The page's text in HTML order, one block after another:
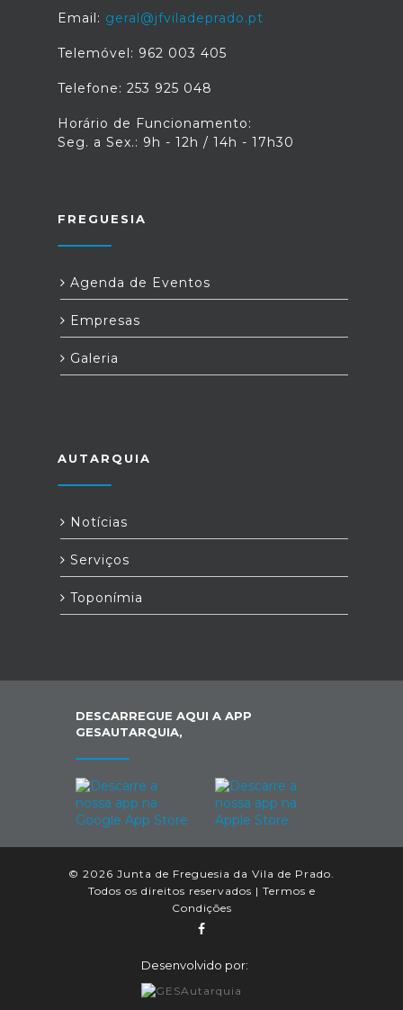
Email: geral@jfviladeprado.pt
Telemóvel: 962 003 405
Telefone: 253 925 048
Horário de Funcionamento:
Seg. a Sex.: 9h - 12h / 14h - 17h30
FREGUESIA
Agenda de Eventos
Empresas
Galeria
AUTARQUIA
Notícias
Serviços
Toponímia
DESCARREGUE AQUI A APP
GESAUTARQUIA,
© 2026 Junta de Freguesia da Vila de Prado.
Todos os direitos reservados | Termos e
Condições
Desenvolvido por: